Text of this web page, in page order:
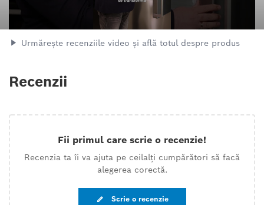
Urmărește recenziile video și află totul despre produs
Recenzii
Fii primul care scrie o recenzie!
Recenzia ta îi va ajuta pe ceilalți cumpărători să facă
alegerea corectă.
Scrie o recenzie